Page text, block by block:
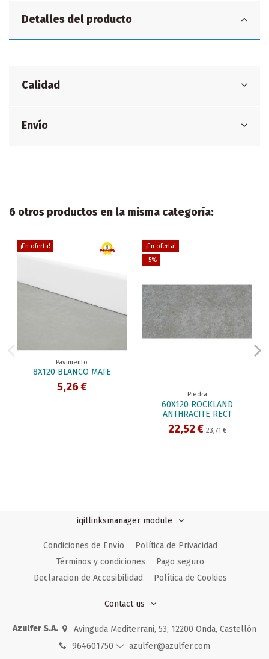
Detalles del producto
Calidad
Envío
6 otros productos en la misma categoría:
¡En oferta!
Pavimento
8X120 BLANCO MATE
5,26 €
¡En oferta!
-5%
Piedra
60X120 ROCKLAND
ANTHRACITE RECT
22,52 € 23,71 €
iqitlinksmanager module
Condiciones de Envío
Política de Privacidad
Términos y condiciones
Pago seguro
Declaracion de Accesibilidad
Política de Cookies
Contact us
Azulfer S.A.
Avinguda Mediterrani, 53, 12200 Onda, Castellón
964601750
azulfer@azulfer.com